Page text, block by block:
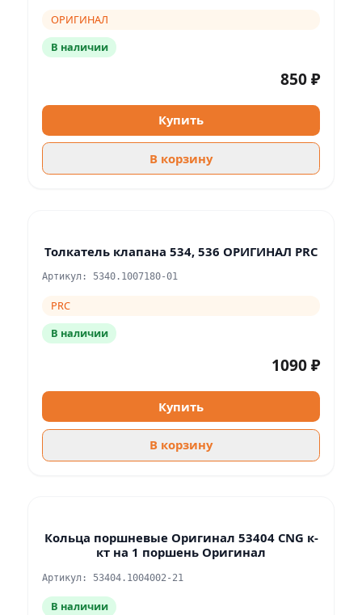
ОРИГИНАЛ
В наличии
850 ₽
Купить
В корзину
Толкатель клапана 534, 536 ОРИГИНАЛ PRC
Артикул: 5340.1007180-01
PRC
В наличии
1090 ₽
Купить
В корзину
Кольца поршневые Оригинал 53404 CNG к-
кт на 1 поршень Оригинал
Артикул: 53404.1004002-21
В наличии